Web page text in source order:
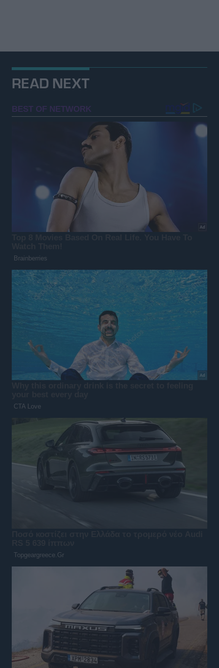
READ NEXT